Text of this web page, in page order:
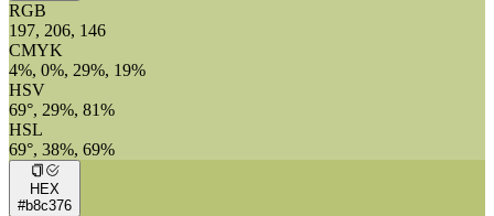
RGB
197, 206, 146
CMYK
4%, 0%, 29%, 19%
HSV
69°, 29%, 81%
HSL
69°, 38%, 69%
HEX
#b8c376